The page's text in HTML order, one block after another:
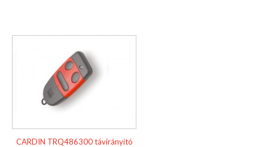
CARDIN TRQ486300 távirányító